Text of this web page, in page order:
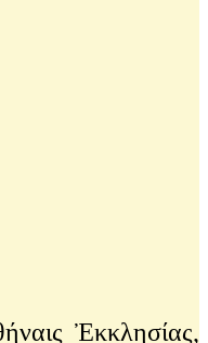
Ἐκκλησίας,